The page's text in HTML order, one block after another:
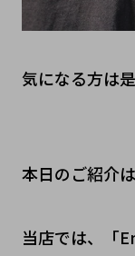
気になる方は
本日のご紹介
当店では、「